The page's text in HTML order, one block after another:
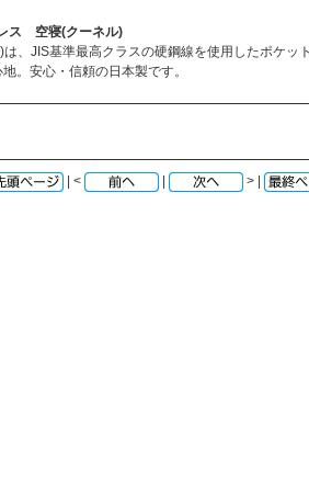
ス 空寝(クーネル)
は、JIS基準最高クラスの硬鋼線を使用したポケッ
。安心・信頼の日本製です。
| < > |